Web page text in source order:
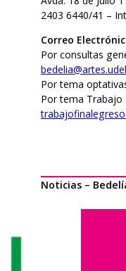
2403 6440/41 –
Correo
Por consultas
Por tema
Por tema Trabajo
Noticias –